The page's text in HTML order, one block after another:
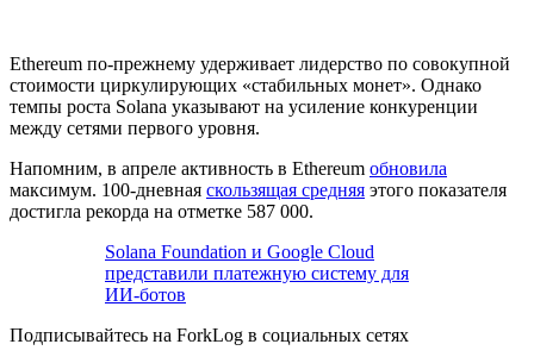
Ethereum по-прежнему удерживает лидерство по совокупной
стоимости циркулирующих «стабильных монет». Однако
темпы роста Solana указывают на усиление конкуренции
между сетями первого уровня.
Напомним, в апреле активность в Ethereum обновила
максимум. 100-дневная скользящая средняя этого показателя
достигла рекорда на отметке 587 000.
Solana Foundation и Google Cloud
представили платежную систему для
ИИ-ботов
Подписывайтесь на ForkLog в социальных сетях